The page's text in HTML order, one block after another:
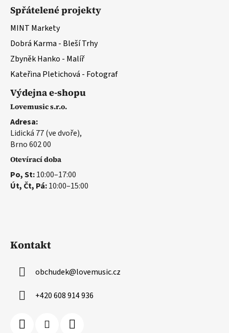
Spřátelené projekty
MINT Markety
Dobrá Karma - Bleší Trhy
Zbyněk Hanko - Malíř
Kateřina Pletichová - Fotograf
Výdejna e-shopu
Lovemusic s.r.o.
Adresa:
Lidická 77 (ve dvoře),
Brno 602 00
Otevírací doba
Po, St:10:00–17:00
Út, Čt, Pá:10:00–15:00
Kontakt
obchudek@lovemusic.cz
+420 608 914 936